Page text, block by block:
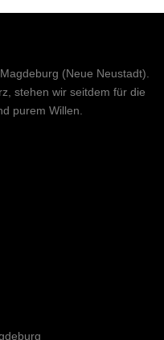
(Neue Neustadt).
stehen wir seitdem für die
purem Willen.